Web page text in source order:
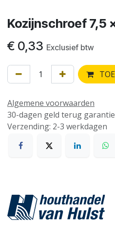
Kozijnschroef 7,5
€ 0,33 Exclusief btw
Algemene voorwaarden
30-dagen geld terug garantie
Verzending: 2-3 werkdagen